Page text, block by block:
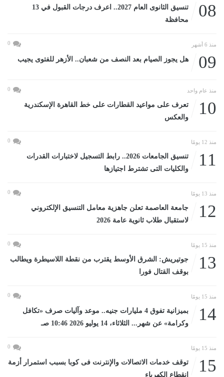
08
تنسيق الثانوى العام 2027.. اعرف درجات القبول في 13
محافظة
منذ 6 أشهر 0
09 هل يجوز الصيام بعد النصف من شعبان.. الأزهر للفتوى يجيب
منذ عام واحد 0
10
تعرف على مواعيد القطارات على خط القاهرة الإسكندرية
والعكس
منذ 12 يومًا 0
11
تنسيق الجامعات 2026.. رابط التسجيل لاختبارات القدرات
والكليات التى تشترط اجتيازها
منذ 13 يومًا 0
12
جامعة العاصمة تعلن جاهزية معامل التنسيق الإلكتروني
لاستقبال طلاب ثانوية عامة 2026
منذ 15 يومًا 0
13
جوتيريش: الشرق الأوسط يقترب من نقطة اللاسيطرة ويطالب
بوقف القتال فورا
منذ 15 يومًا 0
14
بميزانية تفوق 4 مليارات جنيه.. موعد وآليات صرف «تكافل
وكرامة» عن شهر... الثلاثاء، 14 يوليو 2026 10:46 صـ
منذ 15 يومًا 0
15
توقف خدمات الاتصالات والإنترنت فى كوبا بسبب استمرار أزمة
انقطاع الكهرباء